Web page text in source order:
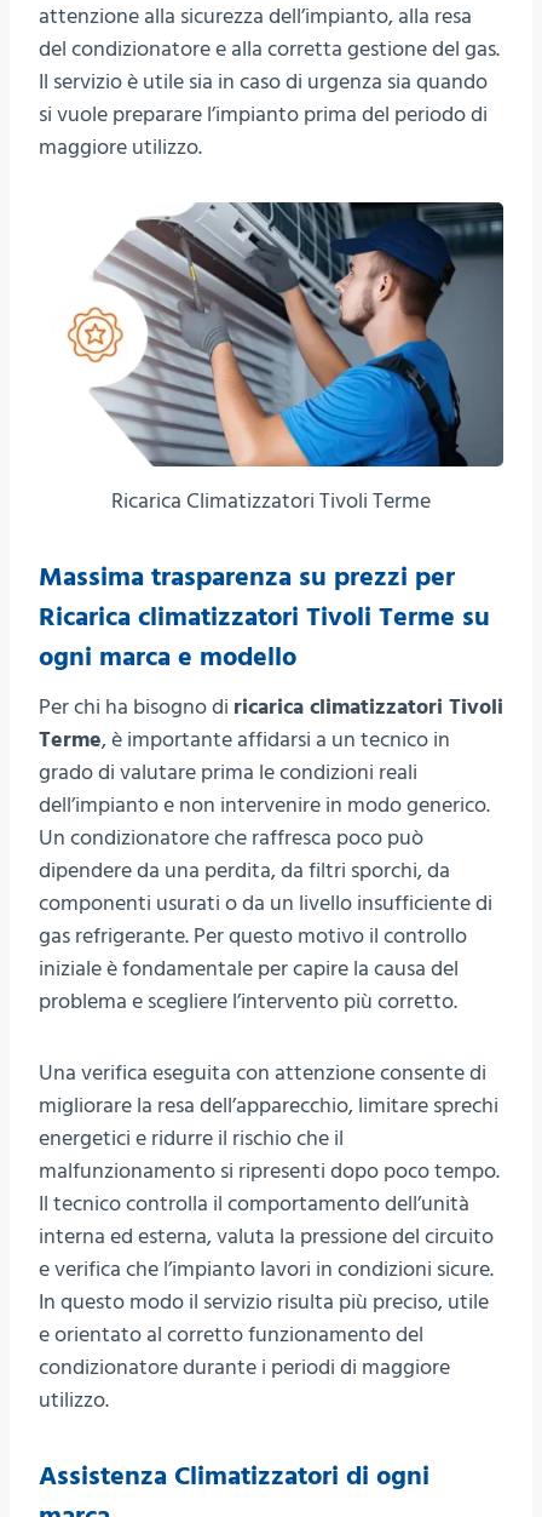
attenzione alla sicurezza dell’impianto, alla resa
del condizionatore e alla corretta gestione del gas.
Il servizio è utile sia in caso di urgenza sia quando
si vuole preparare l’impianto prima del periodo di
maggiore utilizzo.
Ricarica Climatizzatori Tivoli Terme
Massima trasparenza su prezzi per
Ricarica climatizzatori Tivoli Terme su
ogni marca e modello
Per chi ha bisogno di ricarica climatizzatori Tivoli
Terme, è importante affidarsi a un tecnico in
grado di valutare prima le condizioni reali
dell’impianto e non intervenire in modo generico.
Un condizionatore che raffresca poco può
dipendere da una perdita, da filtri sporchi, da
componenti usurati o da un livello insufficiente di
gas refrigerante. Per questo motivo il controllo
iniziale è fondamentale per capire la causa del
problema e scegliere l’intervento più corretto.
Una verifica eseguita con attenzione consente di
migliorare la resa dell’apparecchio, limitare sprechi
energetici e ridurre il rischio che il
malfunzionamento si ripresenti dopo poco tempo.
Il tecnico controlla il comportamento dell’unità
interna ed esterna, valuta la pressione del circuito
e verifica che l’impianto lavori in condizioni sicure.
In questo modo il servizio risulta più preciso, utile
e orientato al corretto funzionamento del
condizionatore durante i periodi di maggiore
utilizzo.
Assistenza Climatizzatori di ogni